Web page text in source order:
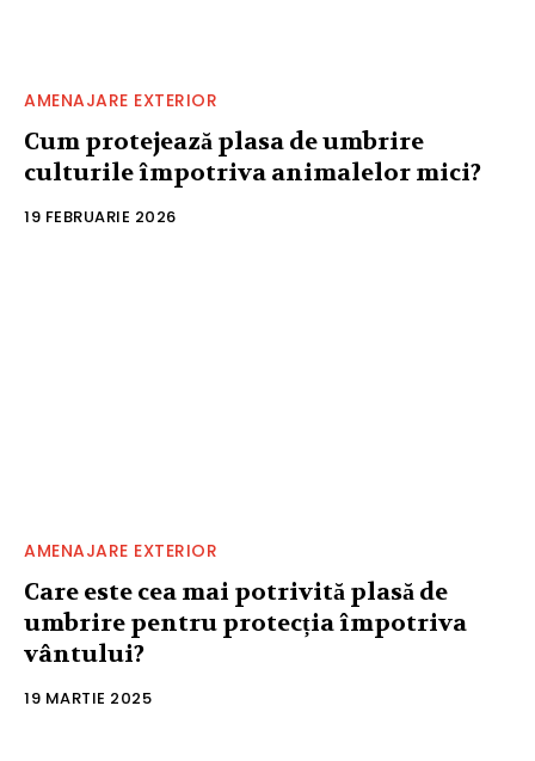
AMENAJARE EXTERIOR
Cum protejează plasa de umbrire
culturile împotriva animalelor mici?
19 FEBRUARIE 2026
AMENAJARE EXTERIOR
Care este cea mai potrivită plasă de
umbrire pentru protecția împotriva
vântului?
19 MARTIE 2025